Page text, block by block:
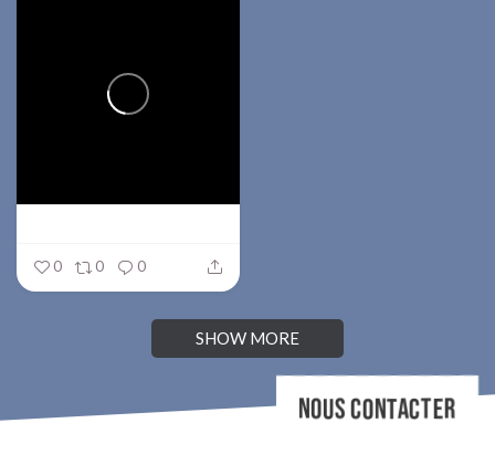
0 0 0
SHOW MORE
NOUS CONTACTER